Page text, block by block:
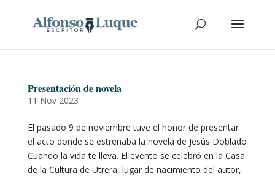
Presentación de novela
11 Nov 2023
El pasado 9 de noviembre tuve el honor de presentar
el acto donde se estrenaba la novela de Jesús Doblado
Cuando la vida te lleva. El evento se celebró en la Casa
de la Cultura de Utrera, lugar de nacimiento del autor,